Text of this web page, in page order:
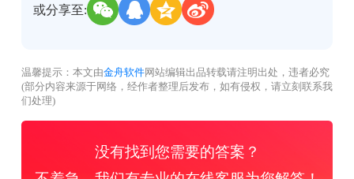
或分享至:
温馨提示：本文由金舟软件网站编辑出品转载请注明出处，违者必究
(部分内容来源于网络，经作者整理后发布，如有侵权，请立刻联系我
们处理)
没有找到您需要的答案？